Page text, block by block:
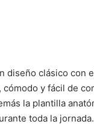
diseño clásico
y fácil de
la plantilla
toda la